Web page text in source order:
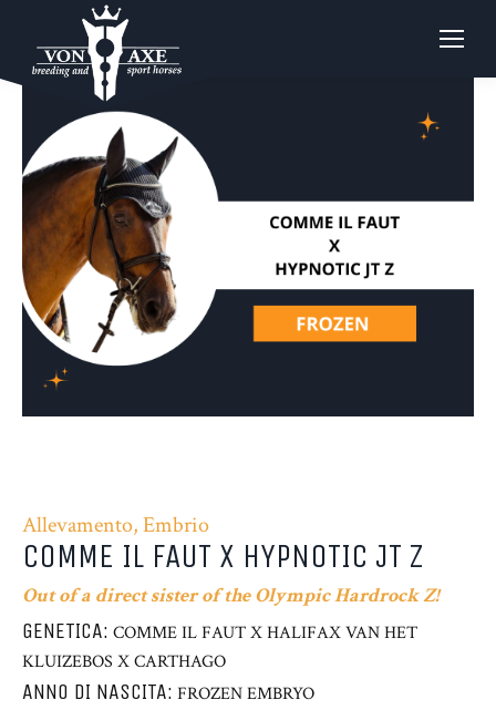
Allevamento, Embrio
COMME IL FAUT X HYPNOTIC JT Z
Out of a direct sister of the Olympic Hardrock Z!
GENETICA: COMME IL FAUT X HALIFAX VAN HET
KLUIZEBOS X CARTHAGO
ANNO DI NASCITA: FROZEN EMBRYO